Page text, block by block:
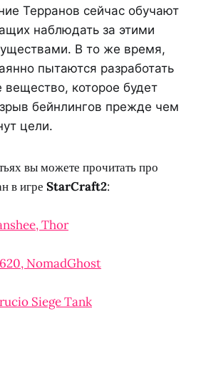
Терранов сейчас обучают
наблюдать за этими
В то же время,
пытаются разработать
вещество, которое будет
бейнлингов прежде чем
цели.
вы можете прочитать про
в игре StarCraft2:
Thor
NomadGhost
Siege Tank